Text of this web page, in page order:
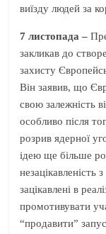
виїзду людей за
7 листопада –
закликав до
захисту
Він заявив, що
свою залежність
особливо після
розрив ядерної
ідею ще більше
незацікавленість
зацікавлені в
промотивувати
“продавити”